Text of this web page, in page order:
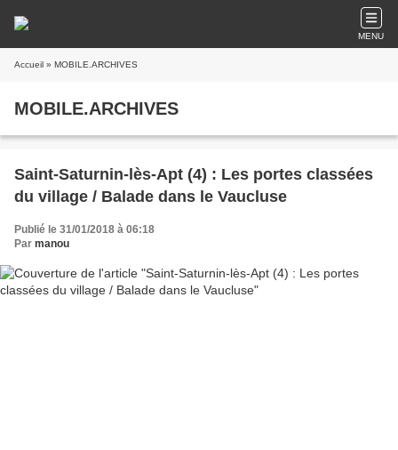
MENU
Accueil » MOBILE.ARCHIVES
MOBILE.ARCHIVES
Saint-Saturnin-lès-Apt (4) : Les portes classées
du village / Balade dans le Vaucluse
Publié le 31/01/2018 à 06:18
Par manou